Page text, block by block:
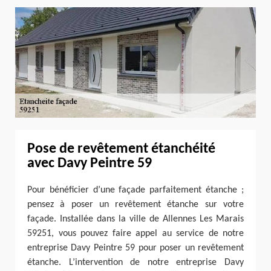
Pose de revêtement étanchéité
avec Davy Peintre 59
Pour bénéficier d’une façade parfaitement étanche ;
pensez à poser un revêtement étanche sur votre
façade. Installée dans la ville de Allennes Les Marais
59251, vous pouvez faire appel au service de notre
entreprise Davy Peintre 59 pour poser un revêtement
étanche. L’intervention de notre entreprise Davy